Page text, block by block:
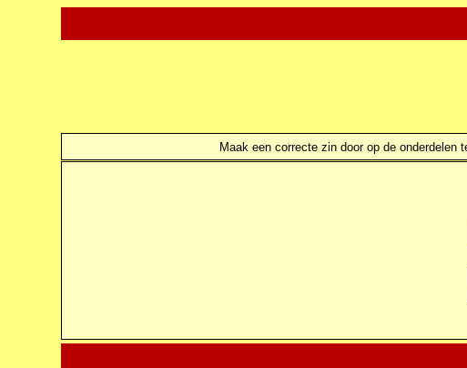
Maak een correcte zin door op de onderdelen